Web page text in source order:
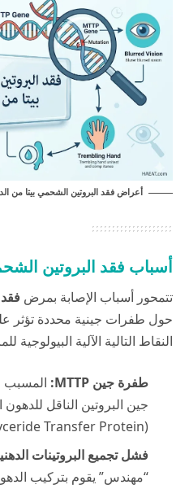
أعراض فقد البروتين الشحمي بيتا من
أسباب فقد البروتين
تتمحور أسباب الإصابة بمرض
حول طفرات جينية محددة تؤثر
النقاط التالية الآلية البيولوجية
طفرة جين MTTP:
المسبب
جين البروتين الناقل للدهون
(Microsomal Triglyceride Transfer Protein).
فشل تجميع البروتينات